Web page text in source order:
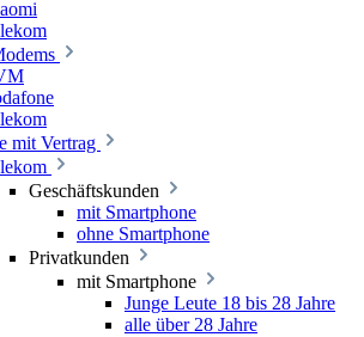
mit Vertrag
Geschäftskunden
mit Smartphone
ohne Smartphone
Privatkunden
mit Smartphone
Junge Leute 18 bis 28 Jahre
alle über 28 Jahre